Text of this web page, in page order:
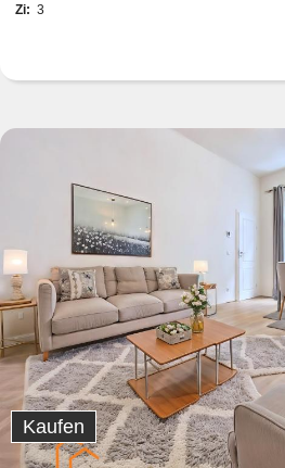
Zi: 3
Kaufen